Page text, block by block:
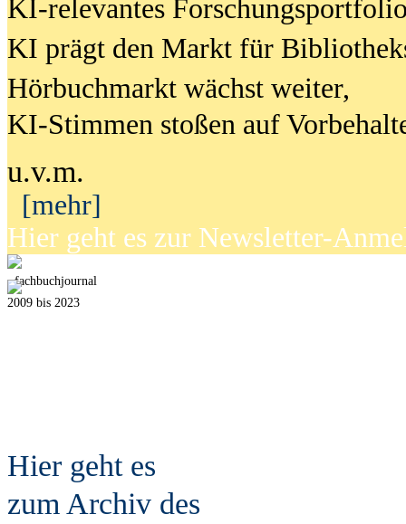
KI-relevantes
KI prägt den Markt für
Hörbuchmarkt wächst weiter,
KI-Stimmen stoßen auf
u.v.m.
[mehr]
Hier geht es zur Newsletter-
fachbuchjournal
2009 bis 2023
Hier geht es
zum Archiv des